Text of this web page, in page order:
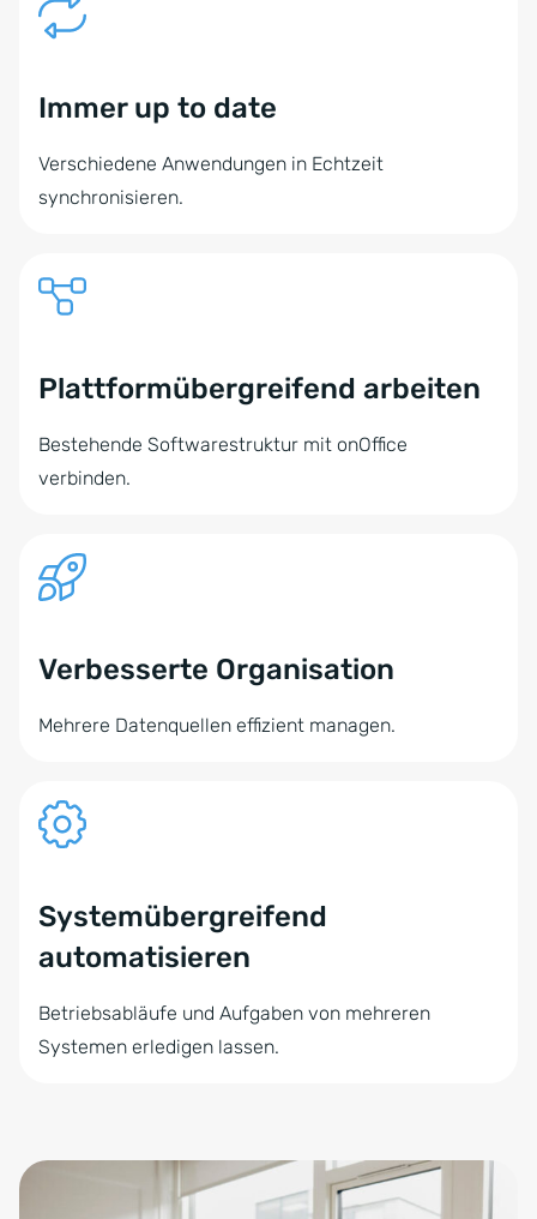
Immer up to date
Verschiedene Anwendungen in Echtzeit
synchronisieren.
Plattformübergreifend arbeiten
Bestehende Softwarestruktur mit onOffice
verbinden.
Verbesserte Organisation
Mehrere Datenquellen effizient managen.
Systemübergreifend
automatisieren
Betriebsabläufe und Aufgaben von mehreren
Systemen erledigen lassen.